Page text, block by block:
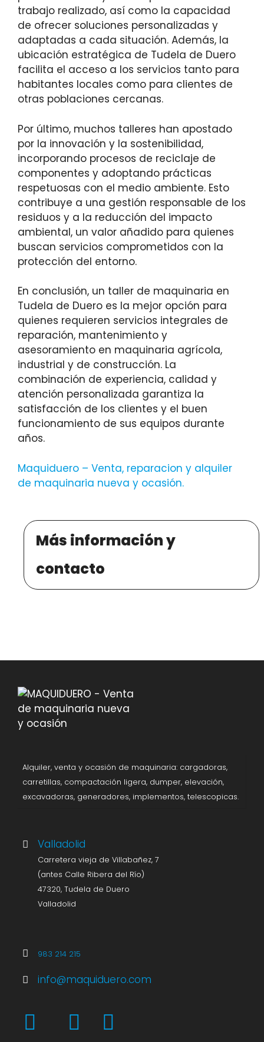
trabajo realizado, así como la capacidad
de ofrecer soluciones personalizadas y
adaptadas a cada situación. Además, la
ubicación estratégica de Tudela de Duero
facilita el acceso a los servicios tanto para
habitantes locales como para clientes de
otras poblaciones cercanas.
Por último, muchos talleres han apostado
por la innovación y la sostenibilidad,
incorporando procesos de reciclaje de
componentes y adoptando prácticas
respetuosas con el medio ambiente. Esto
contribuye a una gestión responsable de los
residuos y a la reducción del impacto
ambiental, un valor añadido para quienes
buscan servicios comprometidos con la
protección del entorno.
En conclusión, un taller de maquinaria en
Tudela de Duero es la mejor opción para
quienes requieren servicios integrales de
reparación, mantenimiento y
asesoramiento en maquinaria agrícola,
industrial y de construcción. La
combinación de experiencia, calidad y
atención personalizada garantiza la
satisfacción de los clientes y el buen
funcionamiento de sus equipos durante
años.
Maquiduero – Venta, reparacion y alquiler
de maquinaria nueva y ocasión.
Más información y
contacto
Alquiler, venta y ocasión de maquinaria: cargadoras,
carretillas, compactación ligera, dumper, elevación,
excavadoras, generadores, implementos, telescopicas.
Valladolid
Carretera vieja de Villabañez, 7
(antes Calle Ribera del Río)
47320, Tudela de Duero
Valladolid
983 214 215
info@maquiduero.com